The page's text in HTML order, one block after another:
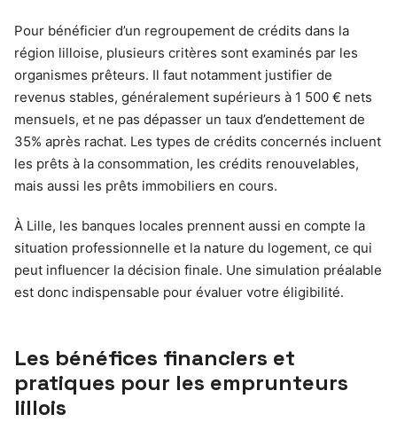
Pour bénéficier d’un regroupement de crédits dans la
région lilloise, plusieurs critères sont examinés par les
organismes prêteurs. Il faut notamment justifier de
revenus stables, généralement supérieurs à 1 500 € nets
mensuels, et ne pas dépasser un taux d’endettement de
35% après rachat. Les types de crédits concernés incluent
les prêts à la consommation, les crédits renouvelables,
mais aussi les prêts immobiliers en cours.
À Lille, les banques locales prennent aussi en compte la
situation professionnelle et la nature du logement, ce qui
peut influencer la décision finale. Une simulation préalable
est donc indispensable pour évaluer votre éligibilité.
Les bénéfices financiers et
pratiques pour les emprunteurs
lillois